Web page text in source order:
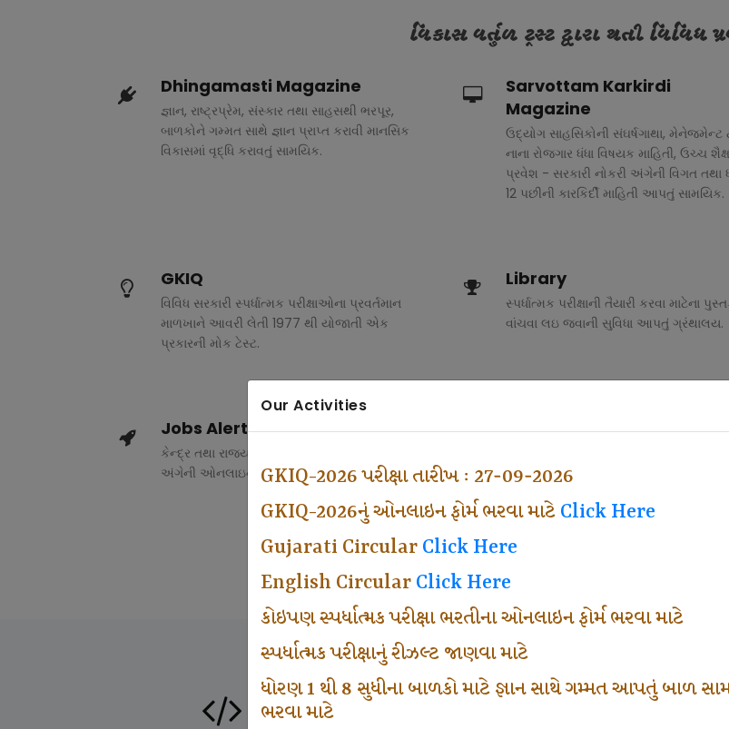
Our Activities
GKIQ-2026 પરીક્ષા તારીખ : 27-09-2026
GKIQ-2026નું ઓનલાઇન ફોર્મ ભરવા માટે Click Here
Gujarati Circular Click Here
English Circular Click Here
કોઇપણ સ્પર્ધાત્મક પરીક્ષા ભરતીના ઓનલાઇન ફોર્મ ભરવા માટે
સ્પર્ધાત્મક પરીક્ષાનું રીઝલ્ટ જાણવા માટે
ધોરણ 1 થી 8 સુધીના બાળકો માટે જ્ઞાન સાથે ગમ્મત આપતું બાળ
ભરવા માટે
વિકાસ વર્તુળ ટ્રસ્ટ દ્વારા થતી વિવિધ
Dhingamasti Magazine
જ્ઞાન, રાષ્ટ્રપ્રેમ, સંસ્કાર તથા સાહસથી ભરપૂર,
બાળકોને ગમ્મત સાથે જ્ઞાન પ્રાપ્ત કરાવી માનસિક
વિકાસમાં વૃદ્ધિ કરાવતું સામયિક.
Sarvottam Karkirdi
Magazine
ઉદ્યોગ સાહસિકોની સંઘર્ષગાથા, મેનેજમેન્ટ
નાના રોજગાર ધંધા વિષયક માહિતી, ઉચ્ચ
પ્રવેશ - સરકારી નોકરી અંગેની વિગત તથા
12 પછીની કારકિર્દી માહિતી આપતું સામયિક.
GKIQ
વિવિધ સરકારી સ્પર્ધાત્મક પરીક્ષાઓના પ્રવર્તમાન
માળખાને આવરી લેતી 1977 થી યોજાતી એક
પ્રકારની મોક ટેસ્ટ.
Library
સ્પર્ધાત્મક પરીક્ષાની તૈયારી કરવા માટેના
વાંચવા લઇ જવાની સુવિધા આપતું ગ્રંથાલય.
Jobs Alert
કેન્દ્ર તથા રાજ્ય સરકારના વિવિધ વિભાગોમાં ભરતી
અંગેની ઓનલાઇન માહિતી.
Competitive Exam Class
હેતુ ફક્ત વ્યવસ્થા ખર્ચ લઇ ચલાવતા વર્ગ.